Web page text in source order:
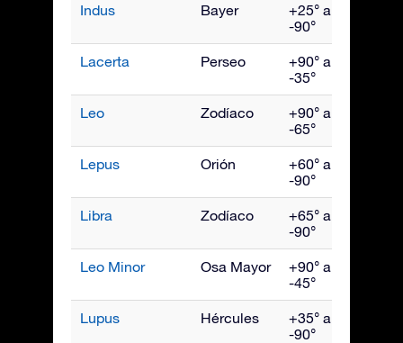
Indus Bayer
+25° a
-90°
Lacerta Perseo
+90° a
-35°
Leo Zodíaco
+90° a
-65°
Lepus Orión
+60° a
-90°
Libra Zodíaco
+65° a
-90°
Leo Minor Osa Mayor
+90° a
-45°
Lupus Hércules
+35° a
-90°